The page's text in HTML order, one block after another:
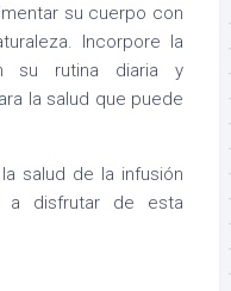
su cuerpo con
Incorpore la
su rutina diaria y
la salud que puede
salud de la infusión
disfrutar de esta